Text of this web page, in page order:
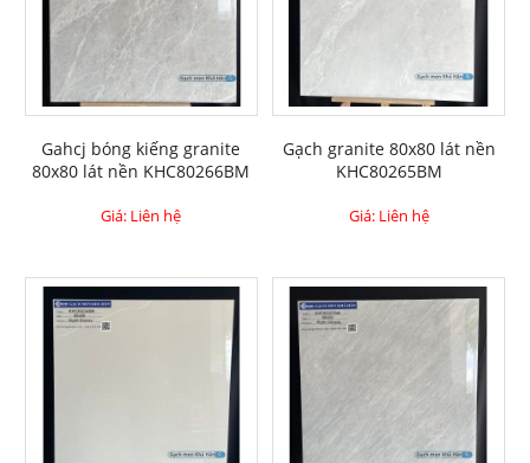
Gahcj bóng kiếng granite
80x80 lát nền KHC80266BM
Giá: Liên hệ
Gạch granite 80x80 lát nền
KHC80265BM
Giá: Liên hệ